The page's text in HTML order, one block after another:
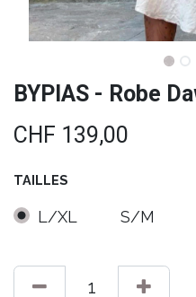
BYPIAS - Robe
CHF 139,00
TAILLES
L/XL S/M